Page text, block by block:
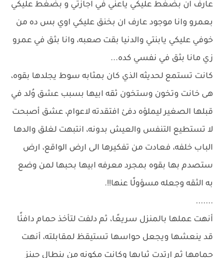
عارف ان بضغط عليكي ياعني في اجازتي و بضغط عليكي
بعمرو وانا موجود عارف ان بخنق عليكي اوي بس ده من
خوفي عليكي يابنتي والدنيا بقت صعبه، وانا بثق في عمرو
زي مانا بثق في نفسي كده...
كانت تستمع لحديثه الذي كان بمثابه سوط يجلدها بقوه،
هى خانت وتخون وستخون ثقه ابيها بسبب عشق وُلد في
قبلها الصغير ليملؤه دفئ افتقدته لاعوام، عشق أصبحت
لا تستطيع التنفس والعيش بدونه، انتبهت لغلق والدها
الباب خلفه، فعادت من تفكيرها الى ارض الواقع، ارض
ستصدم بها بقوه بمجرد معرفه ابيها بحبها لمن وضع
به الثقه وجعله مسؤولًا عنها!!.
.......
أنهت عملها بالمنزل سريعًا، ثم دلفت لتأخذ حمام دافئًا
قد ينعشها ويجعل حواسها تستيقظ لمقابلته، أنهت
حمامها ثم ارتدت ثيابها وكانت مكونه من بنطال جينز